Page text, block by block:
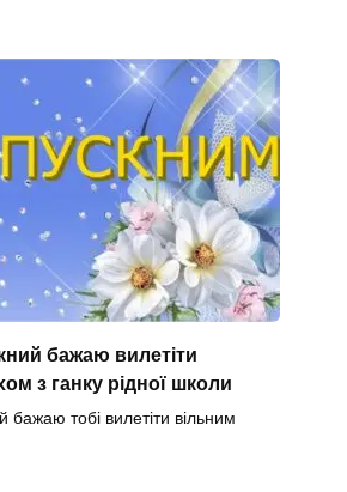
бажаю вилетіти
з ганку рідної школи
бажаю тобі вилетіти вільним